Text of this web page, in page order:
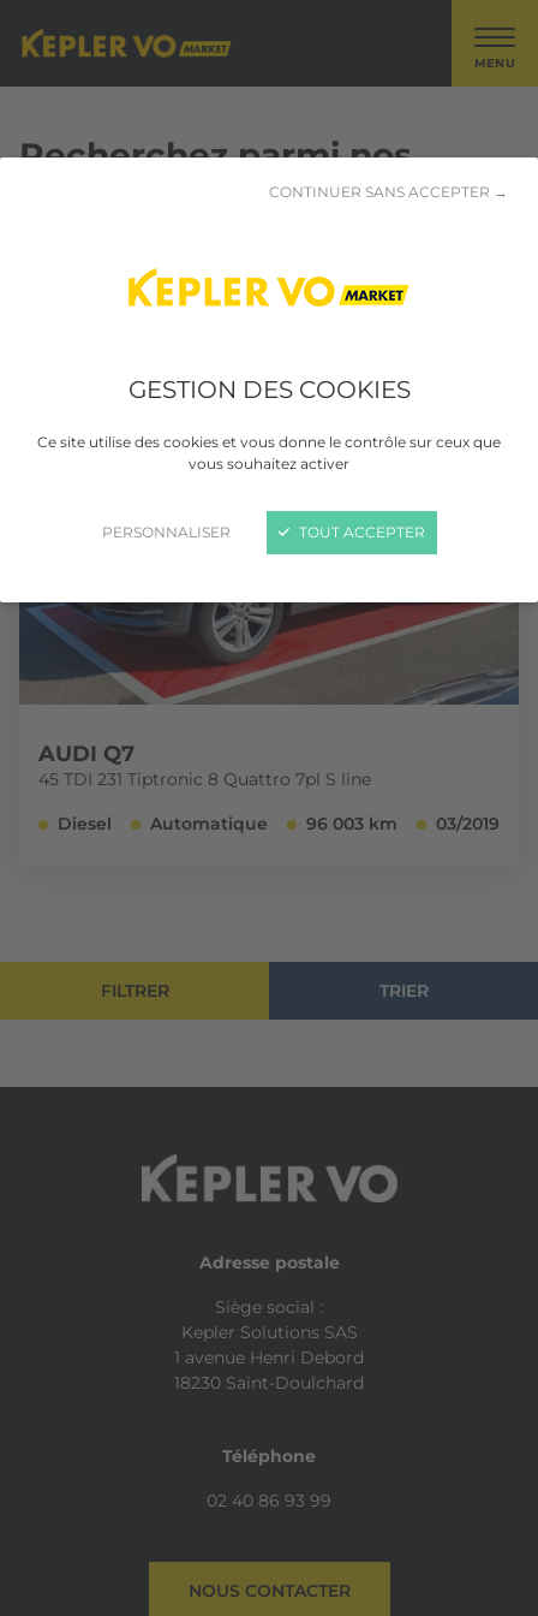
GESTION DES COOKIES
Ce site utilise des cookies et vous donne le contrôle sur ceux que
vous souhaitez activer
PERSONNALISER
CONTINUER SANS ACCEPTER →
TOUT ACCEPTER
MENU
Recherchez parmi nos
véhicules AUDI - Q7
FILTRER TRIER
1 résultat trouvé
AUDI Q7
45 TDI 231 Tiptronic 8 Quattro 7pl S line
Diesel Automatique 96 003 km 03/2019
Adresse postale
Siège social :
Kepler Solutions SAS
1 avenue Henri Debord
18230 Saint-Doulchard
Téléphone
02 40 86 93 99
NOUS CONTACTER